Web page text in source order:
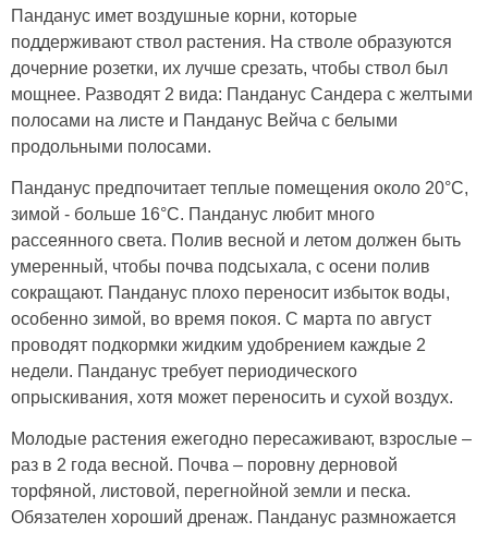
Панданус имет воздушные корни, которые
поддерживают ствол растения. На стволе образуются
дочерние розетки, их лучше срезать, чтобы ствол был
мощнее. Разводят 2 вида: Панданус Сандера с желтыми
полосами на листе и Панданус Вейча с белыми
продольными полосами.
Панданус предпочитает теплые помещения около 20°С,
зимой - больше 16°С. Панданус любит много
рассеянного света. Полив весной и летом должен быть
умеренный, чтобы почва подсыхала, с осени полив
сокращают. Панданус плохо переносит избыток воды,
особенно зимой, во время покоя. С марта по август
проводят подкормки жидким удобрением каждые 2
недели. Панданус требует периодического
опрыскивания, хотя может переносить и сухой воздух.
Молодые растения ежегодно пересаживают, взрослые –
раз в 2 года весной. Почва – поровну дерновой
торфяной, листовой, перегнойной земли и песка.
Обязателен хороший дренаж. Панданус размножается